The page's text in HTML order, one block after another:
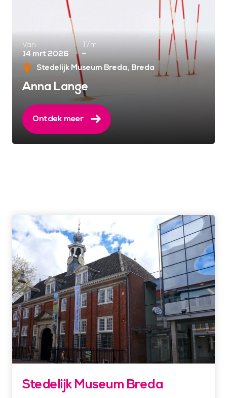
Van
14 mrt 2026
T/m
~
Stedelijk Museum Breda Breda
Anna Lange
Ontdek meer
Stedelijk Museum Breda